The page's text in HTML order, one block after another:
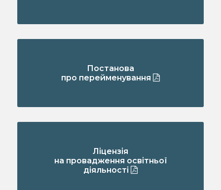
Постанова
про перейменування
Ліцензія
на провадження освітньої
діяльності